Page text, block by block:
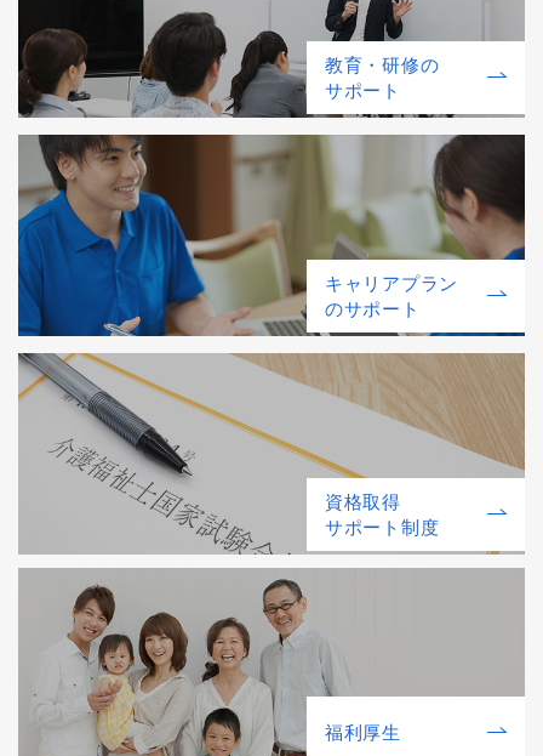
教育・研修の
サポート
キャリアプラン
のサポート
資格取得
サポート制度
福利厚⽣